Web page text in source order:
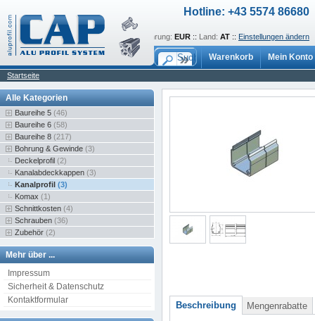
Hotline: +43 5574 86680
Sprache: de:: Währung: EUR :: Land: AT :: Einstellungen ändern
Warenkorb Mein Konto
Startseite
Alle Kategorien
Baureihe 5 (46)
Baureihe 6 (58)
Baureihe 8 (217)
Bohrung & Gewinde (3)
Deckelprofil (2)
Kanalabdeckkappen (3)
Kanalprofil (3)
Komax (1)
Schnittkosten (4)
Schrauben (36)
Zubehör (2)
Mehr über ...
Impressum
Sicherheit & Datenschutz
Kontaktformular
Beschreibung Mengenrabatte